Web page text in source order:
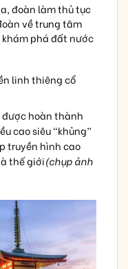
đoàn làm thủ tục
về trung tâm
phá đất nước
linh thiêng cổ
được hoàn thành
cao siêu “khủng”
truyền hình cao
thế giới(chụp ảnh